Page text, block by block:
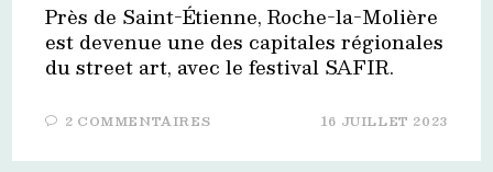
Près de Saint-Étienne, Roche-la-Molière
est devenue une des capitales régionales
du street art, avec le festival SAFIR.
2 COMMENTAIRES 16 JUILLET 2023